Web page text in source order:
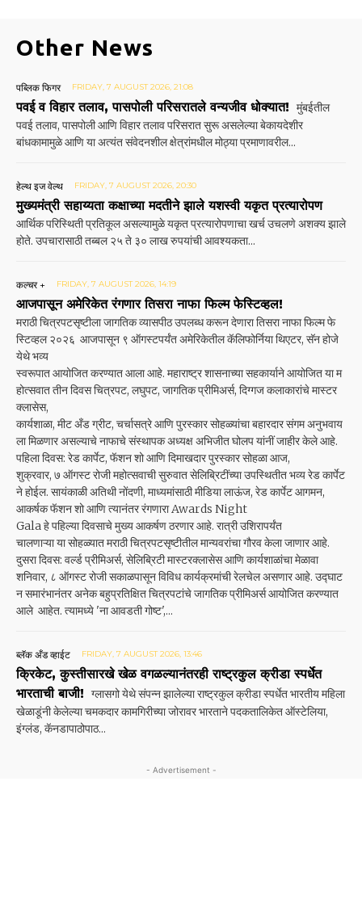
Other News
पब्लिक फिगर FRIDAY, 7 AUGUST 2026, 21:08
पवई व विहार तलाव, पासपोली परिसरातले वन्यजीव धोक्यात! मुंबईतील
पवई तलाव, पासपोली आणि विहार तलाव परिसरात सुरू असलेल्या बेकायदेशीर
बांधकामामुळे आणि या अत्यंत संवेदनशील क्षेत्रांमधील मोठ्या प्रमाणावरील...
हेल्थ इज वेल्थ FRIDAY, 7 AUGUST 2026, 20:30
मुख्यमंत्री सहाय्यता कक्षाच्या मदतीने झाले यशस्वी यकृत प्रत्यारोपण
आर्थिक परिस्थिती प्रतिकूल असल्यामुळे यकृत प्रत्यारोपणाचा खर्च उचलणे अशक्य झाले
होते. उपचारासाठी तब्बल २५ ते ३० लाख रुपयांची आवश्यकता...
कल्चर + FRIDAY, 7 AUGUST 2026, 14:19
आजपासून अमेरिकेत रंगणार तिसरा नाफा फिल्म फेस्टिव्हल!
मराठी चित्रपटसृष्टीला जागतिक व्यासपीठ उपलब्ध करून देणारा तिसरा नाफा फिल्म फे
स्टिव्हल २०२६ आजपासून ९ ऑगस्टपर्यंत अमेरिकेतील कॅलिफोर्निया थिएटर, सॅन होजे
येथे भव्य
स्वरूपात आयोजित करण्यात आला आहे. महाराष्ट्र शासनाच्या सहकार्याने आयोजित या म
होत्सवात तीन दिवस चित्रपट, लघुपट, जागतिक प्रीमिअर्स, दिग्गज कलाकारांचे मास्टर
क्लासेस,
कार्यशाळा, मीट अँड ग्रीट, चर्चासत्रे आणि पुरस्कार सोहळ्यांचा बहारदार संगम अनुभवाय
ला मिळणार असल्याचे नाफाचे संस्थापक अध्यक्ष अभिजीत घोलप यांनीं जाहीर केले आहे.
पहिला दिवस: रेड कार्पेट, फॅशन शो आणि दिमाखदार पुरस्कार सोहळा आज,
शुक्रवार, ७ ऑगस्ट रोजी महोत्सवाची सुरुवात सेलिब्रिटींच्या उपस्थितीत भव्य रेड कार्पेट
ने होईल. सायंकाळी अतिथी नोंदणी, माध्यमांसाठी मीडिया लाऊंज, रेड कार्पेट आगमन,
आकर्षक फॅशन शो आणि त्यानंतर रंगणारा Awards Night
Gala हे पहिल्या दिवसाचे मुख्य आकर्षण ठरणार आहे. रात्री उशिरापर्यंत
चालणाऱ्या या सोहळ्यात मराठी चित्रपटसृष्टीतील मान्यवरांचा गौरव केला जाणार आहे.
दुसरा दिवस: वर्ल्ड प्रीमिअर्स, सेलिब्रिटी मास्टरक्लासेस आणि कार्यशाळांचा मेळावा
शनिवार, ८ ऑगस्ट रोजी सकाळपासून विविध कार्यक्रमांची रेलचेल असणार आहे. उद्घाट
न समारंभानंतर अनेक बहुप्रतिक्षित चित्रपटांचे जागतिक प्रीमिअर्स आयोजित करण्यात
आले आहेत. त्यामध्ये 'ना आवडती गोष्ट',...
ब्लॅक अँड व्हाईट FRIDAY, 7 AUGUST 2026, 13:46
क्रिकेट, कुस्तीसारखे खेळ वगळल्यानंतरही राष्ट्रकुल क्रीडा स्पर्धेत
भारताची बाजी! ग्लासगो येथे संपन्न झालेल्या राष्ट्रकुल क्रीडा स्पर्धेत भारतीय महिला
खेळाडूंनी केलेल्या चमकदार कामगिरी‌च्या जोरावर भारताने पदकतालिकेत ऑस्टेलिया,
इंग्लंड, कॅनडापाठोपाठ...
- Advertisement -